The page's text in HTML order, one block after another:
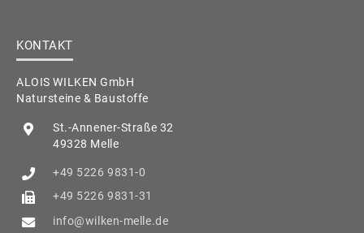
KONTAKT
ALOIS WILKEN GmbH
Natursteine & Baustoffe
St.-Annener-Straße 32
49328 Melle
+49 5226 9831-0
+49 5226 9831-31
info@wilken-melle.de